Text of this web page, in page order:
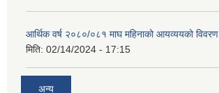
आर्थिक वर्ष २०८०/०८१ माघ महिनाको आयव्ययको
मिति: 02/14/2024 - 17:15
अन्य